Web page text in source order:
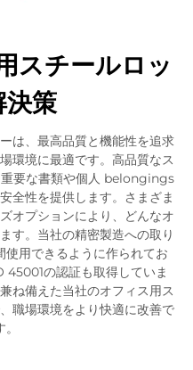
スチールロッ
決策
は、最高品質と機能性を追求
環境に最適です。高品質なス
要な書類や個人 belongings
全性を提供します。さまざま
オプションにより、どんなオ
す。当社の精密製造への取り
用できるように作られてお
45001の認証も取得していま
ね備えた当社のオフィス用ス
職場環境をより快適に改善で